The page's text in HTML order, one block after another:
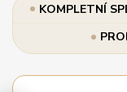
KOMPLETNÍ